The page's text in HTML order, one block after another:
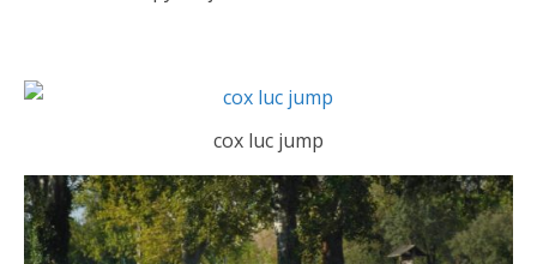
cox luc jump